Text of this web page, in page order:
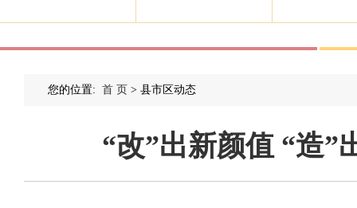
您的位置: 首 页 > 县市区动态
“改”出新颜值 “造